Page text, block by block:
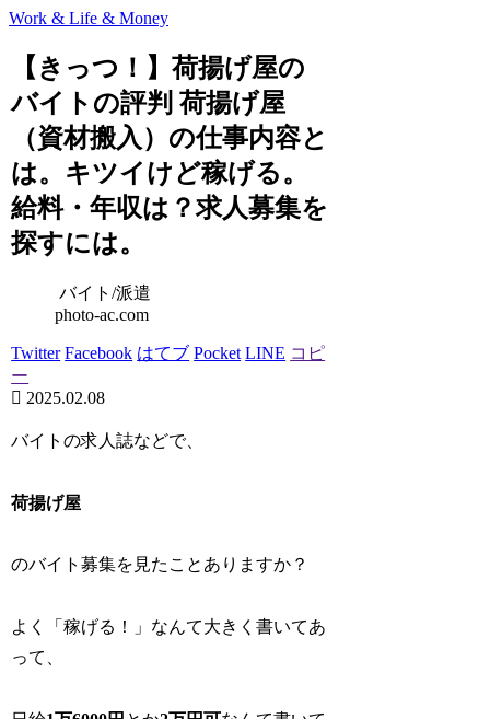
Work & Life & Money
【きっつ！】荷揚げ屋の
バイトの評判 荷揚げ屋
（資材搬入）の仕事内容と
は。キツイけど稼げる。
給料・年収は？求人募集を
探すには。
バイト/派遣
photo-ac.com
Twitter Facebook はてブ Pocket LINE コピ
ー
2025.02.08
バイトの求人誌などで、
荷揚げ屋
のバイト募集を見たことありますか？
よく「稼げる！」なんて大きく書いてあ
って、